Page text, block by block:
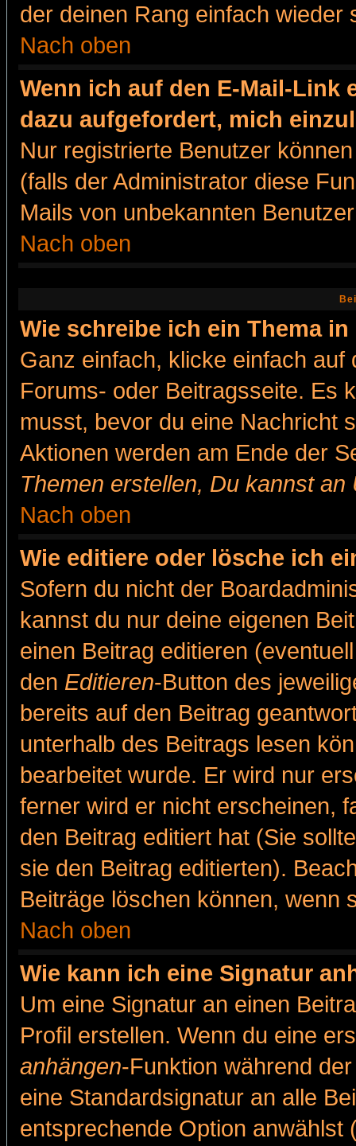
der deinen Rang einfach wieder
Nach oben
Wenn ich auf den E-Mail-Link
dazu aufgefordert, mich
Nur registrierte Benutzer
(falls der Administrator diese
Mails von unbekannten
Nach oben
Wie schreibe ich ein Thema
Ganz einfach, klicke einfach
Forums- oder Beitragsseite. Es
musst, bevor du eine Nachricht
Aktionen werden am Ende der
Themen erstellen, Du kannst
Nach oben
Wie editiere oder lösche ich
Sofern du nicht der
kannst du nur deine eigenen
einen Beitrag editieren
den Editieren-Button des
bereits auf den Beitrag
unterhalb des Beitrags lesen
bearbeitet wurde. Er wird nur
ferner wird er nicht erscheinen,
den Beitrag editiert hat (Sie
sie den Beitrag editierten).
Beiträge löschen können, wenn
Nach oben
Wie kann ich eine Signatur
Um eine Signatur an einen
Profil erstellen. Wenn du eine
anhängen-Funktion während
eine Standardsignatur an alle
entsprechende Option anwählst